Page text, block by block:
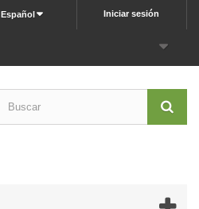
Iniciar sesión
Español